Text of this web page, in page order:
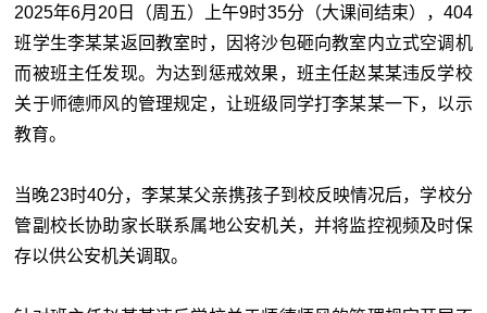
2025年6月20日（周五）上午9时35分（大课间结束），404
班学生李某某返回教室时，因将沙包砸向教室内立式空调机
而被班主任发现。为达到惩戒效果，班主任赵某某违反学校
关于师德师风的管理规定，让班级同学打李某某一下，以示
教育。
当晚23时40分，李某某父亲携孩子到校反映情况后，学校分
管副校长协助家长联系属地公安机关，并将监控视频及时保
存以供公安机关调取。